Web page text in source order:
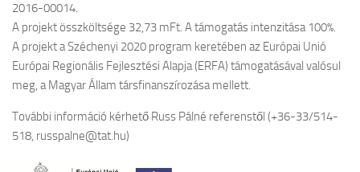
2016-00014.
A projekt összköltsége 32,73 mFt. A támogatás intenzitása 100%.
A projekt a Széchenyi 2020 program keretében az Európai Unió
Európai Regionális Fejlesztési Alapja (ERFA) támogatásával valósul
meg, a Magyar Állam társfinanszírozása mellett.
További információ kérhető Russ Pálné referenstől (+36-33/514-
518, russpalne@tat.hu)